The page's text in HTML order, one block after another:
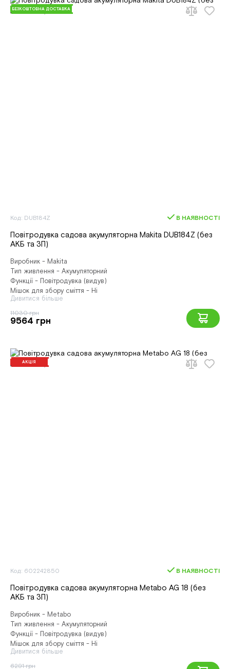
БЕЗКОШТОВНА ДОСТАВКА
Код: DUB184Z В НАЯВНОСТІ
Повітродувка садова акумуляторна Makita DUB184Z (без
АКБ та ЗП)
Виробник - Makita
Тип живлення - Акумуляторний
Функції - Повітродувка (видув)
Мішок для збору сміття - Ні
Дивитися більше
11030 грн
9564 грн
АКЦІЯ
Код: 602242850 В НАЯВНОСТІ
Повітродувка садова акумуляторна Metabo AG 18 (без
АКБ та ЗП)
Виробник - Metabo
Тип живлення - Акумуляторний
Функції - Повітродувка (видув)
Мішок для збору сміття - Ні
Дивитися більше
6291 грн